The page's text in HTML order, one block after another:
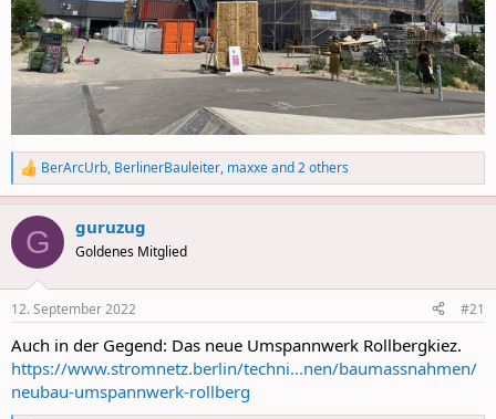
R
e
a
c
i
s
BerArcUrb, BerlinerBauleiter, maxxeand 2 others
G guruzug
Goldenes Mitglied
12. September 2022 #21
Auch in der Gegend: Das neue Umspannwerk Rollbergkiez.
https://www.stromnetz.berlin/techni...nen/baumassnahmen/
neubau-umspannwerk-rollberg